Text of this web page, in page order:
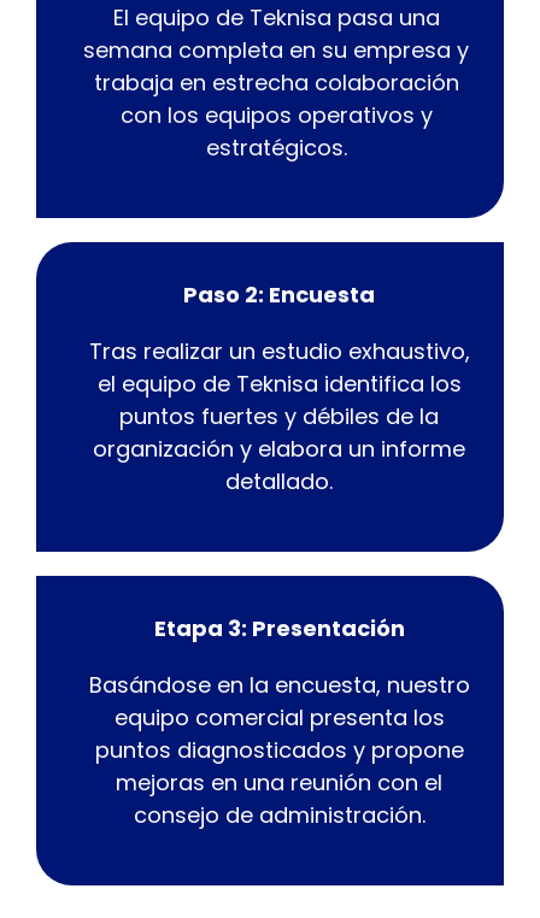
El equipo de Teknisa pasa una
semana completa en su empresa y
trabaja en estrecha colaboración
con los equipos operativos y
estratégicos.
Paso 2: Encuesta
Tras realizar un estudio exhaustivo,
el equipo de Teknisa identifica los
puntos fuertes y débiles de la
organización y elabora un informe
detallado.
Etapa 3: Presentación
Basándose en la encuesta, nuestro
equipo comercial presenta los
puntos diagnosticados y propone
mejoras en una reunión con el
consejo de administración.